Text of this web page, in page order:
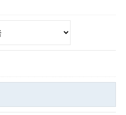
ます。
た場合に生じる結果＞